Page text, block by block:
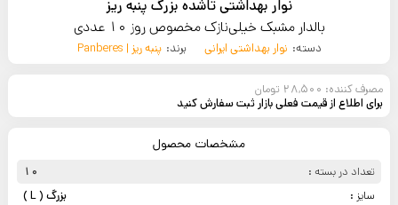
نوار بهداشتی تاشده بزرگ پنبه ریز
بالدار مشبک خیلی‌نازک مخصوص روز 10 عددی
دسته: نوار بهداشتی ایرانی برند: پنبه ریز | Panberes
مصرف کننده: 28,500 تومان
برای اطلاع از قیمت فعلی بازار ثبت سفارش کنید
مشخصات محصول
تعداد در بسته :
10
سایز :
بزرگ ( L )